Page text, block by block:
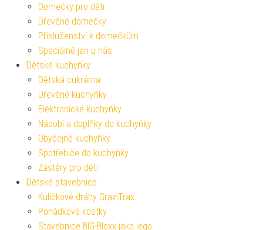
Domečky pro děti
Dřevěné domečky
Příslušenství k domečkům
Speciálně jen u nás
Dětské kuchyňky
Dětská cukrárna
Dřevěné kuchyňky
Elektronické kuchyňky
Nádobí a doplňky do kuchyňky
Obyčejné kuchyňky
Spotřebiče do kuchyňky
Zástěry pro děti
Dětské stavebnice
Kuličkové dráhy GraviTrax
Pohádkové kostky
Stavebnice BIG-Bloxx jako lego